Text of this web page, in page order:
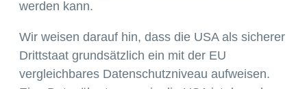
werden kann.
Wir weisen darauf hin, dass die USA als sicherer
Drittstaat grundsätzlich ein mit der EU
vergleichbares Datenschutzniveau aufweisen.